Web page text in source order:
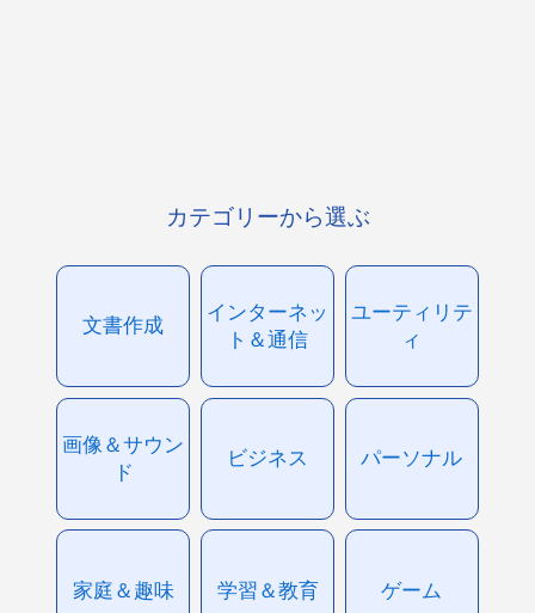
カテゴリーから選ぶ
文書作成
インターネッ
ト＆通信
ユーティリテ
ィ
画像＆サウン
ド
ビジネス パーソナル
家庭＆趣味 学習＆教育 ゲーム